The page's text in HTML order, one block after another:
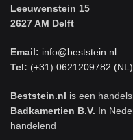
Leeuwenstein 15
2627 AM Delft
Email: info@beststein.nl
Tel: (+31) 0621209782 (NL)
Beststein.nl is een
Badkamertien B.V. In
handelend